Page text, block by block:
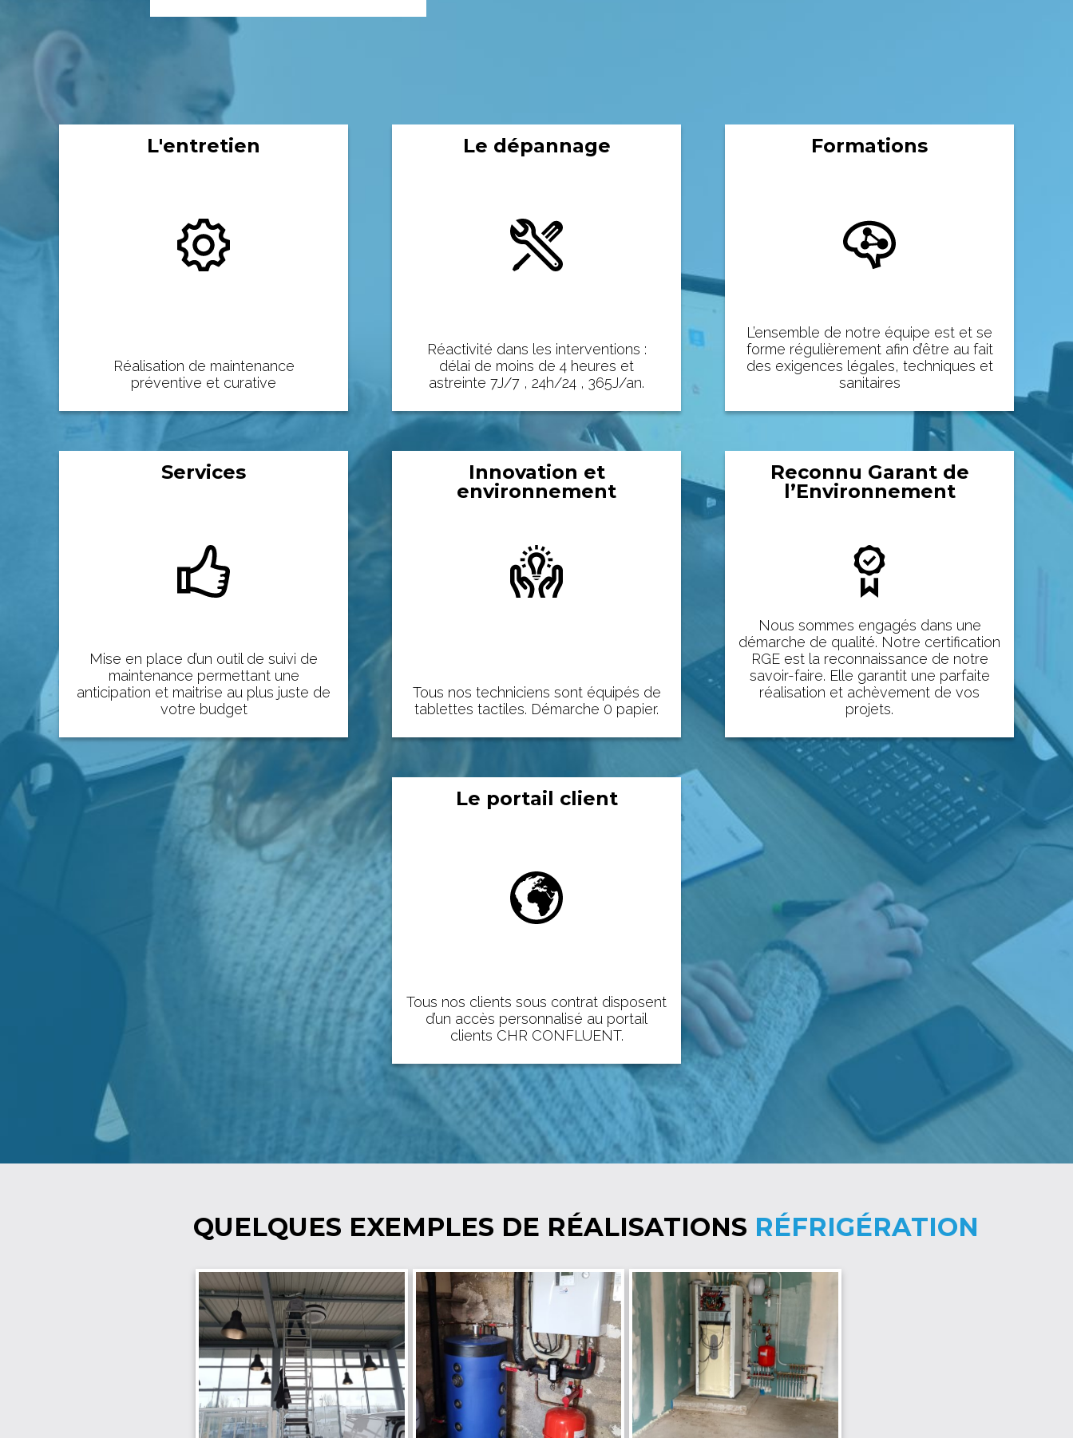
L'entretien
Réalisation de maintenance
préventive et curative
Le dépannage
Réactivité dans les interventions :
délai de moins de 4 heures et
astreinte 7J/7 , 24h/24 , 365J/an.
Formations
L’ensemble de notre équipe est et se
forme régulièrement afin d’être au fait
des exigences légales, techniques et
sanitaires
Services
Mise en place d’un outil de suivi de
maintenance permettant une
anticipation et maitrise au plus juste de
votre budget
Innovation et
environnement
Tous nos techniciens sont équipés de
tablettes tactiles. Démarche 0 papier.
Reconnu Garant de
l’Environnement
Nous sommes engagés dans une
démarche de qualité. Notre certification
RGE est la reconnaissance de notre
savoir-faire. Elle garantit une parfaite
réalisation et achèvement de vos
projets.
Le portail client
Tous nos clients sous contrat disposent
d’un accès personnalisé au portail
clients CHR CONFLUENT.
QUELQUES EXEMPLES DE RÉALISATIONS RÉFRIGÉRATION